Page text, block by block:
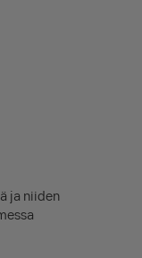
ja niiden